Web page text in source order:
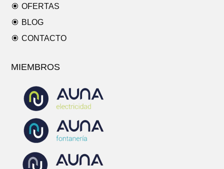
\ OFERTAS
\ BLOG
\ CONTACTO
MIEMBROS